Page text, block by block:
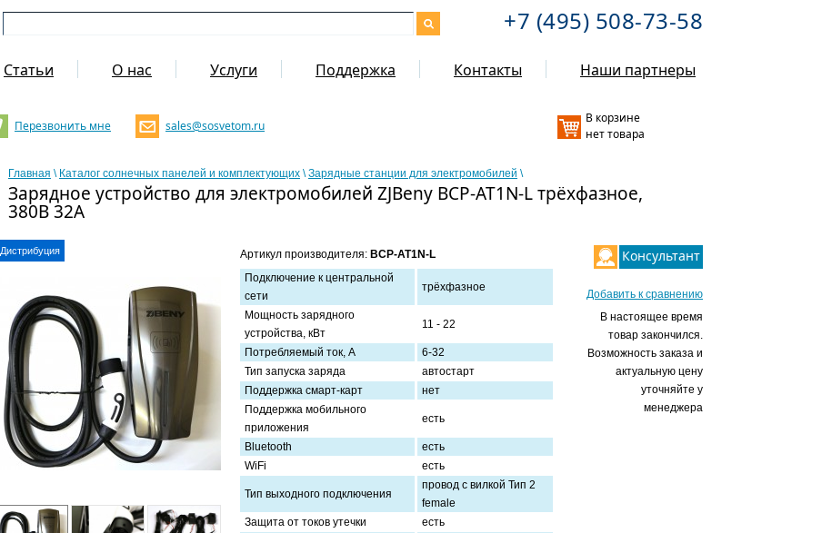
+7 (495) 508-73-58
Статьи О нас Услуги Поддержка Контакты Наши партнеры
В корзине
нет товара
Перезвонить мне sales@sosvetom.ru
Главная \ Каталог солнечных панелей и комплектующих \ Зарядные станции для электромобилей \
Зарядное устройство для электромобилей ZJBeny BCP-AT1N-L трёхфазное,
380В 32A
Дистрибуция Консультант
Добавить к сравнению
В настоящее время
товар закончился.
Возможность заказа и
актуальную цену
уточняйте у
менеджера
Артикул производителя: BCP-AT1N-L
Подключение к центральной
сети
трёхфазное
Мощность зарядного
устройства, кВт
11 - 22
Потребляемый ток, А
6-32
Тип запуска заряда
автостарт
Поддержка смарт-карт
нет
Поддержка мобильного
приложения
есть
Bluetooth
есть
WiFi
есть
Тип выходного подключения
провод с вилкой Тип 2
female
Защита от токов утечки
есть